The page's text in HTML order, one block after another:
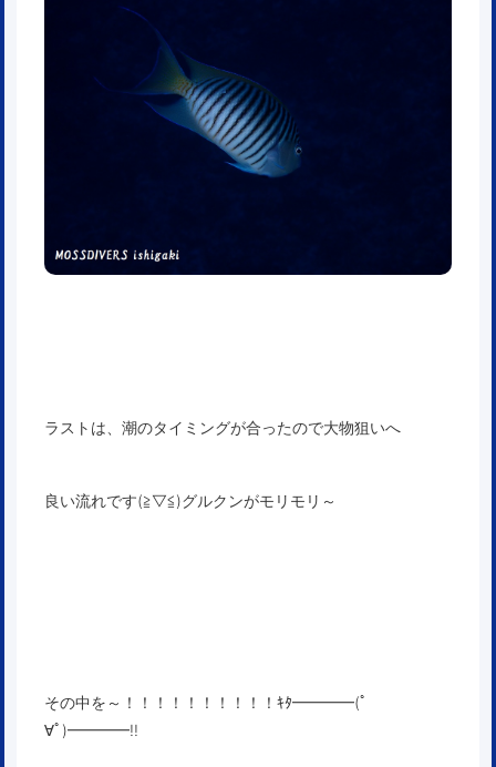
ラストは、潮のタイミングが合ったので大物狙いへ
良い流れです(≧▽≦)グルクンがモリモリ～
その中を～！！！！！！！！！！ｷﾀ━━━━(ﾟ
∀ﾟ)━━━━!!